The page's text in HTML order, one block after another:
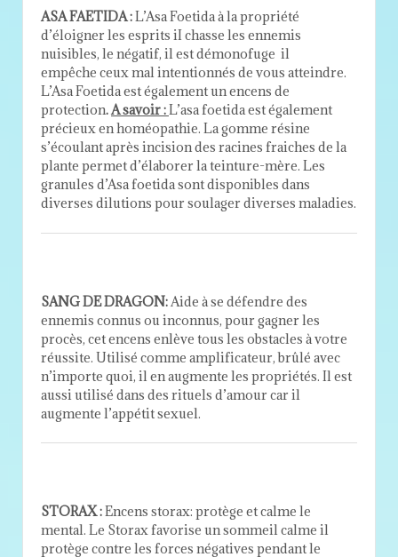
ASA FAETIDA :L’Asa Foetida à la propriété
d’éloigner les esprits iI chasse les ennemis
nuisibles, le négatif, il est démonofuge il
empêche ceux mal intentionnés de vous atteindre.
L’Asa Foetida est également un encens de
protection.A savoir :L’asa foetida est également
précieux en homéopathie. La gomme résine
s’écoulant après incision des racines fraiches de la
plante permet d’élaborer la teinture-mère. Les
granules d’Asa foetida sont disponibles dans
diverses dilutions pour soulager diverses maladies.
SANG DE DRAGON: Aide à se défendre des
ennemis connus ou inconnus, pour gagner les
procès, cet encens enlève tous les obstacles à votre
réussite. Utilisé comme amplificateur, brûlé avec
n’importe quoi, il en augmente les propriétés. Il est
aussi utilisé dans des rituels d’amour car il
augmente l’appétit sexuel.
STORAX :Encens storax: protège et calme le
mental. Le Storax favorise un sommeil calme il
protège contre les forces négatives pendant le